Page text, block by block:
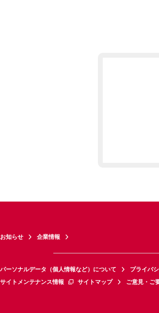
お知らせ 企業情報
パーソナルデータ（個人情報など）について プライバ
サイトメンテナンス情報
サイトマップ ご意見・ご